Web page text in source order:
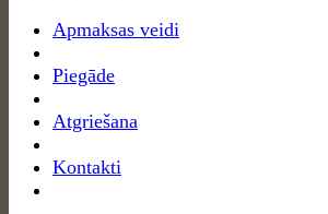
Apmaksas veidi
Piegāde
Atgriešana
Kontakti